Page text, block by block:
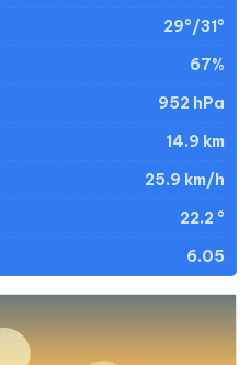
29°/31°
67%
952 hPa
14.9 km
25.9 km/h
22.2 °
6.05